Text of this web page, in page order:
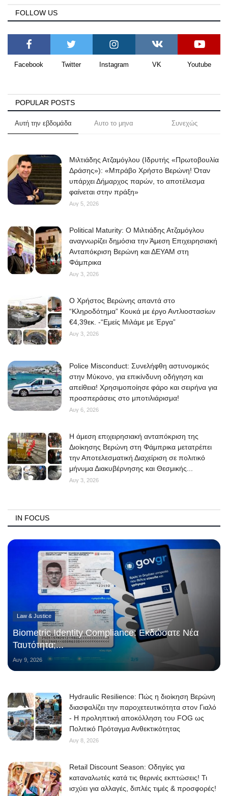
FOLLOW US
Facebook Twitter Instagram VK Youtube
POPULAR POSTS
Αυτή την εβδομάδα Αυτο το μηνα Συνεχώς
Μιλτιάδης Ατζαμόγλου (Ιδρυτής «Πρωτοβουλία
Δράσης»): «Μπράβο Χρήστο Βερώνη! Όταν
υπάρχει Δήμαρχος παρών, το αποτέλεσμα
φαίνεται στην πράξη»
Αυγ 5, 2026
Political Maturity: Ο Μιλτιάδης Ατζαμόγλου
αναγνωρίζει δημόσια την Άμεση Επιχειρησιακή
Ανταπόκριση Βερώνη και ΔΕΥΑΜ στη
Φάμπρικα
Αυγ 3, 2026
O Χρήστος Βερώνης απαντά στο
“Κληροδότημα” Κουκά με έργο Αντλιοστασίων
€4,39εκ. -“Εμείς Μιλάμε με Έργα”
Αυγ 3, 2026
Police Misconduct: Συνελήφθη αστυνομικός
στην Μύκονο, για επικίνδυνη οδήγηση και
απείθεια! Χρησιμοποίησε φάρο και σειρήνα για
προσπεράσεις στο μποτιλιάρισμα!
Αυγ 6, 2026
Η άμεση επιχειρησιακή ανταπόκριση της
Διοίκησης Βερώνη στη Φάμπρικα μετατρέπει
την Αποτελεσματική Διαχείριση σε πολιτικό
μήνυμα Διακυβέρνησης και Θεσμικής...
Αυγ 3, 2026
IN FOCUS
Law & Justice
Biometric Identity Compliance: Εκδώσατε Νέα
Ταυτότητα;...
Αυγ 9, 2026
Hydraulic Resilience: Πώς η διοίκηση Βερώνη
διασφαλίζει την παροχετευτικότητα στον Γιαλό
- Η προληπτική αποκόλληση του FOG ως
Πολιτικό Πρόταγμα Ανθεκτικότητας
Αυγ 8, 2026
Retail Discount Season: Οδηγίες για
καταναλωτές κατά τις θερινές εκπτώσεις! Τι
ισχύει για αλλαγές, διπλές τιμές & προσφορές!